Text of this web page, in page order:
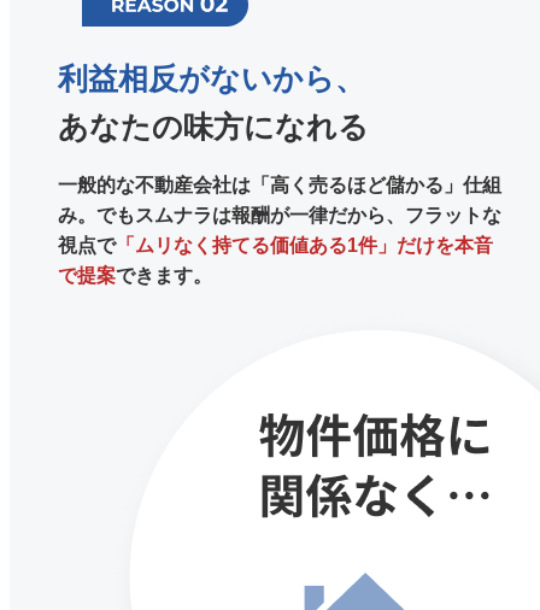
利益相反がないから、
あなたの味方になれる
一般的な不動産会社は「高く売るほど儲かる」仕組
み。 でもスムナラは報酬が一律だから、フラットな
視点で「ムリなく持てる価値ある1件」だけを本音
で提案できます。